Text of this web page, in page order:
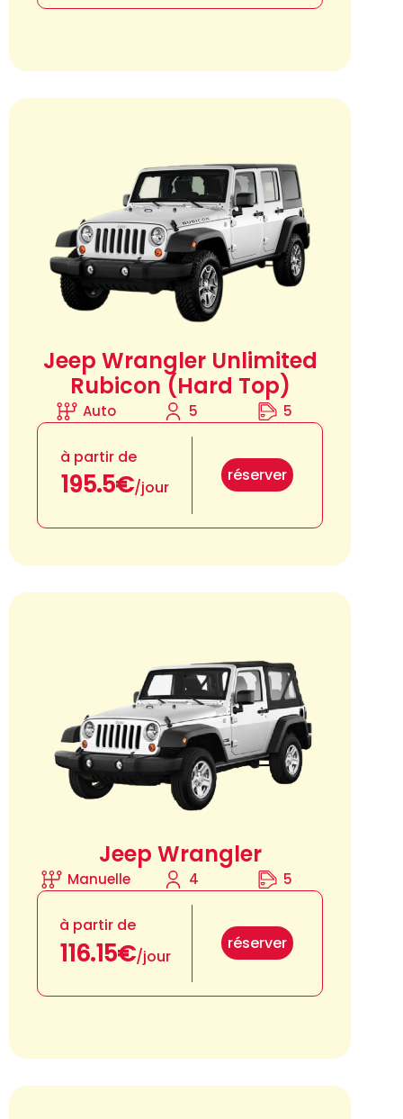
Jeep Wrangler Unlimited
Rubicon (Hard Top)
Auto 5 5
à partir de
195.5€/jour
réserver
Jeep Wrangler
Manuelle 4 5
à partir de
116.15€/jour
réserver